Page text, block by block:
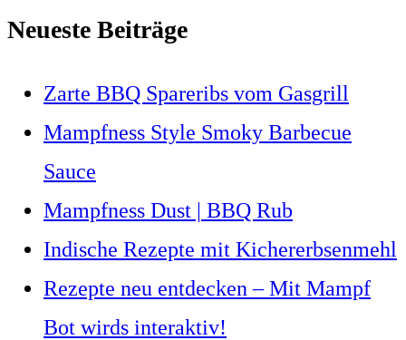
Neueste Beiträge
Zarte BBQ Spareribs vom Gasgrill
Mampfness Style Smoky Barbecue
Sauce
Mampfness Dust | BBQ Rub
Indische Rezepte mit Kichererbsenmehl
Rezepte neu entdecken – Mit Mampf
Bot wirds interaktiv!